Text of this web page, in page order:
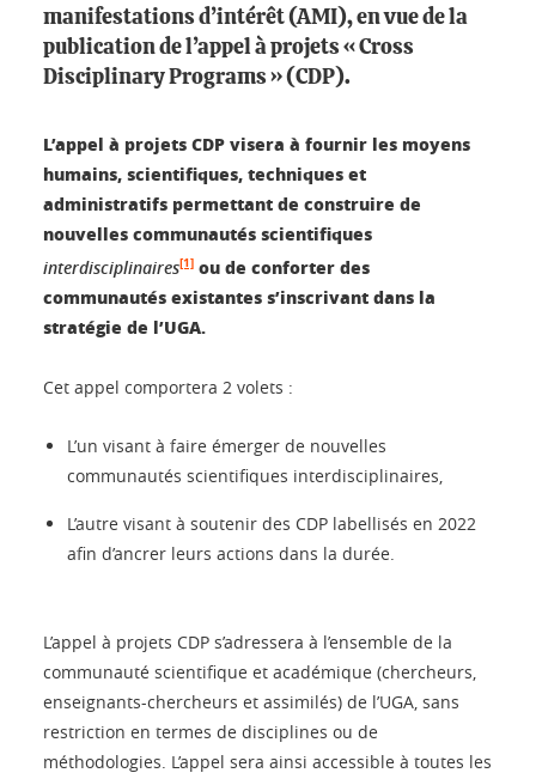
manifestations d’intérêt (AMI), en vue de la
publication de l’appel à projets « Cross
Disciplinary Programs » (CDP).
L’appel à projets CDP visera à fournir les moyens
humains, scientifiques, techniques et
administratifs permettant de construire de
nouvelles communautés scientifiques
interdisciplinaires[1] ou de conforter des
communautés existantes s’inscrivant dans la
stratégie de l’UGA.
Cet appel comportera 2 volets :
L’un visant à faire émerger de nouvelles
communautés scientifiques interdisciplinaires,
L’autre visant à soutenir des CDP labellisés en 2022
afin d’ancrer leurs actions dans la durée.
L’appel à projets CDP s’adressera à l’ensemble de la
communauté scientifique et académique (chercheurs,
enseignants-chercheurs et assimilés) de l’UGA, sans
restriction en termes de disciplines ou de
méthodologies. L’appel sera ainsi accessible à toutes les